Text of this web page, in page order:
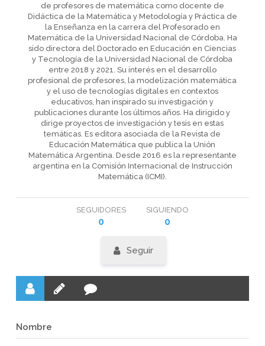
de profesores de matemática como docente de
Didáctica de la Matemática y Metodología y Práctica de
la Enseñanza en la carrera del Profesorado en
Matemática de la Universidad Nacional de Córdoba. Ha
sido directora del Doctorado en Educación en Ciencias
y Tecnología de la Universidad Nacional de Córdoba
entre 2018 y 2021. Su interés en el desarrollo
profesional de profesores, la modelización matemática
y el uso de tecnologías digitales en contextos
educativos, han inspirado su investigación y
publicaciones durante los últimos años. Ha dirigido y
dirige proyectos de investigación y tesis en estas
temáticas. Es editora asociada de la Revista de
Educación Matemática que publica la Unión
Matemática Argentina. Desde 2016 es la representante
argentina en la Comisión Internacional de Instrucción
Matemática (ICMI).
SEGUIDORES
0
SIGUIENDO
0
Seguir
Nombre